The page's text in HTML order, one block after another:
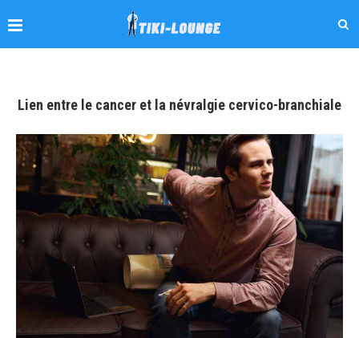
Lien entre le cancer et la névralgie cervico-branchiale